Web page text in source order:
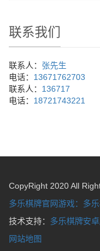
联系我们
联系人： 张先生
电话： 13671762703
联系人： 136717
电话： 18721743221
CopyRight 2020 All
多乐棋牌官网游戏：多
技术支持： 多乐棋牌安
网站地图